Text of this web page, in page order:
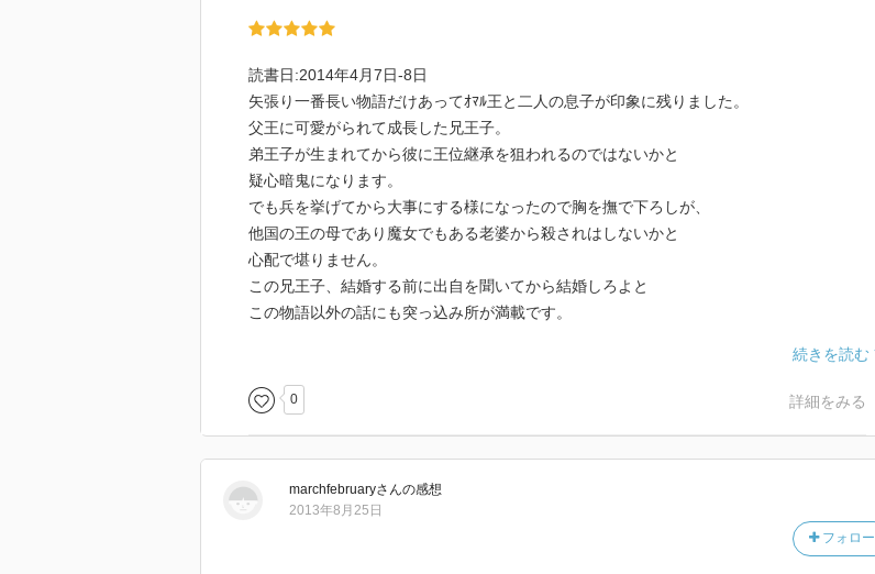
を語る。シャルルカンと結婚し娘を設ける。
兄ザウ・アル・マカンと再会。そこでオマル王がロウムの魔女の手にかかったことを大臣
ダンダンから知らされる。ザウ・アル・マカンは即位し、勇猛なシャルルカンと合流しロ
ウムと戦争で有利に進める。しかし魔女ザト・アル・ダワヒの計略にふたりは騙され、次
巻に続く。
オマル王とふたりの息子の物語がやったら伏線込められ長い。特にイスラーム的な訓話？
混じりの乙女達の語りがちょっとわからなくて低能つらい。 でもその他の部分がやっ
たら面白いからもうどっぷり話の高低に浸たって読めます。
読書日:2014年4月7日-8日
矢張り一番長い物語だけあってｵﾏﾙ王と二人の息子が印象に残りました。
父王に可愛がられて成長した兄王子。
弟王子が生まれてから彼に王位継承を狙われるのではないかと
疑心暗鬼になります。
でも兵を挙げてから大事にする様になったので胸を撫で下ろしが、
他国の王の母であり魔女でもある老婆から殺されはしないかと
心配で堪りません。
この兄王子、結婚する前に出自を聞いてから結婚しろよと
この物語以外の話にも突っ込み所が満載です。
0 詳細をみる
marchfebruaryさんの感想
フォロー
2013年8月25日